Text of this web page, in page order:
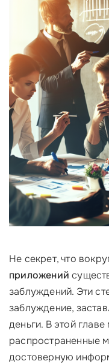
Не секрет, что
приложений
заблуждений. Эти
заблуждение,
деньги. В этой
распространенные
достоверную